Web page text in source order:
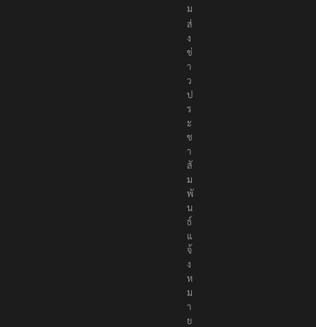
ม
ส่
ง
ข่
า
ว
ป
ร
ะ
ช
า
สั
ม
พั
น
ธ์
แ
จ้
ง
ห
ม
า
ย